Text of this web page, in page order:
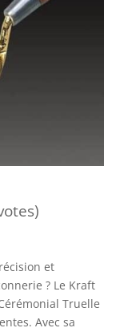
et
? Le Kraft
Truelle
Avec sa